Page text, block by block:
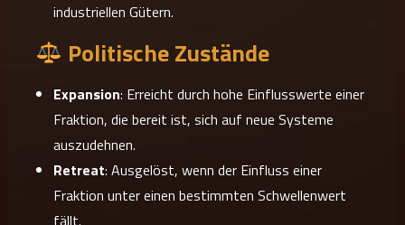
industriellen Gütern.
Politische Zustände
Expansion: Erreicht durch hohe Einflusswerte einer
Fraktion, die bereit ist, sich auf neue Systeme
auszudehnen.
Retreat: Ausgelöst, wenn der Einfluss einer
Fraktion unter einen bestimmten Schwellenwert
fällt.